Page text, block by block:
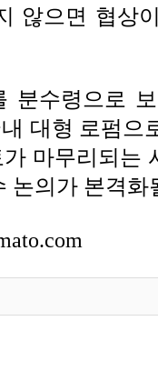
않으면 협상
분수령으로
대형 로펌으
마무리되는
논의가 본격